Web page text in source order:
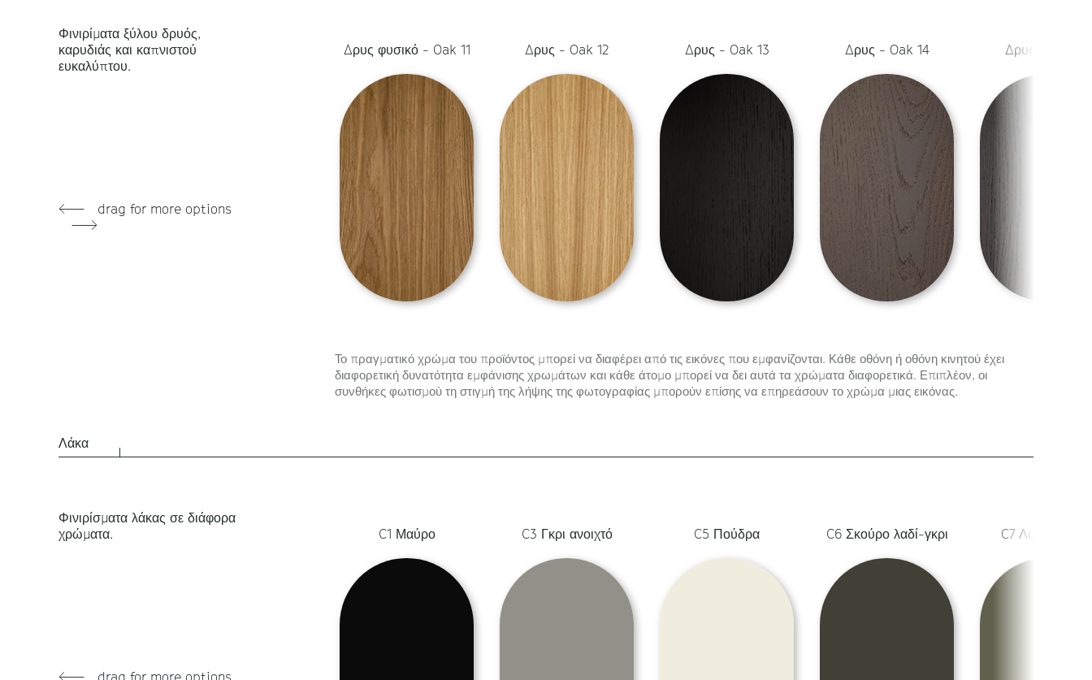
Φινιρίματα ξύλου δρυός,
καρυδιάς και καπνιστού
ευκαλύπτου.
drag for more options
Δρυς φυσικό - Oak 11 Δρυς - Oak 12 Δρυς - Oak 13 Δρυς - Oak 14 Δρυς - Oak 15
Το πραγματικό χρώμα του προϊόντος μπορεί να διαφέρει από τις εικόνες που εμφανίζονται. Κάθε οθόνη ή οθόνη κινητού έχει
διαφορετική δυνατότητα εμφάνισης χρωμάτων και κάθε άτομο μπορεί να δει αυτά τα χρώματα διαφορετικά. Επιπλέον, οι
συνθήκες φωτισμού τη στιγμή της λήψης της φωτογραφίας μπορούν επίσης να επηρεάσουν το χρώμα μιας εικόνας.
Λάκα
Φινιρίσματα λάκας σε διάφορα
χρώματα.
C1 Μαύρο C3 Γκρι ανοιχτό C5 Πούδρα C6 Σκούρο λαδί-γκρι C7 Λαδί ανοιχτό